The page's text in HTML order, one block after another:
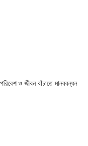
ও জীবন বাঁচাতে মানববন্ধন